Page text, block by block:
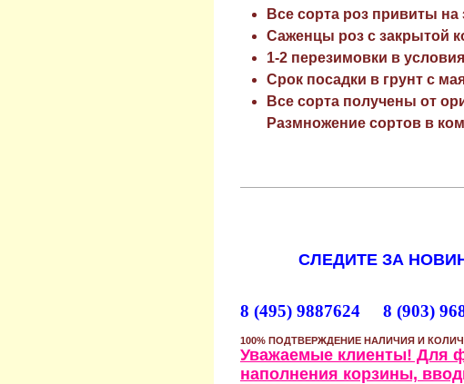
Все сорта роз привиты
Саженцы роз с закрытой
1-2 перезимовки в
Срок посадки в грунт с
Все сорта получены от
Размножение сортов в
СЛЕДИТЕ ЗА
8 (495) 9887624 8 (903)
100% ПОДТВЕРЖДЕНИЕ НАЛИЧИЯ И
Уважаемые клиенты! Для
наполнения корзины,